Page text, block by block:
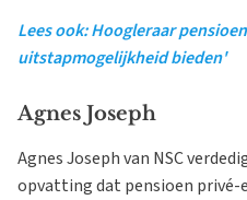
Lees ook: Hoogleraar
uitstapmogelijkheid bieden'
Agnes Joseph
Agnes Joseph van NSC
opvatting dat pensioen